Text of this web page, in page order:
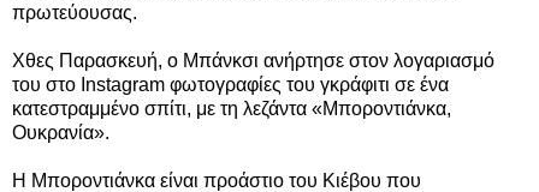
πρωτεύουσας.
Χθες Παρασκευή, ο Μπάνκσι ανήρτησε στον λογαριασμό
του στο Instagram φωτογραφίες του γκράφιτι σε ένα
κατεστραμμένο σπίτι, με τη λεζάντα «Μποροντιάνκα,
Ουκρανία».
Η Μποροντιάνκα είναι προάστιο του Κιέβου που